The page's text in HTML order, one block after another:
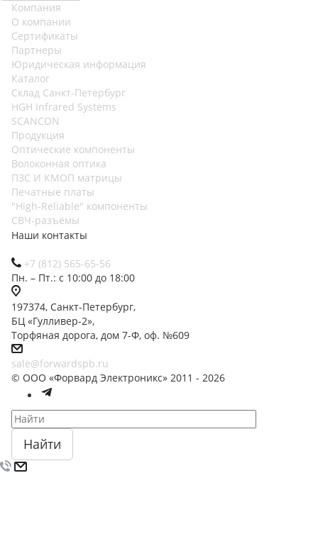
Компания
О компании
Сертификаты
Партнеры
Юридическая информация
Каталог
Cклад Санкт-Петербург
HGH Infrared Systems
SCANCON
Продукция
Оптические компоненты
Волоконная оптика
ПЗС И КМОП матрицы
Печатные платы
"High-Reliable" компоненты
СВЧ-разъёмы
Наши контакты
+7 (812) 565-65-56
Пн. – Пт.: с 10:00 до 18:00
197374, Санкт-Петербург,
БЦ «Гулливер-2»,
Торфяная дорога, дом 7-Ф, оф. №609
sale@forwardspb.ru
© ООО «Форвард Электроникс» 2011 - 2026
Найти